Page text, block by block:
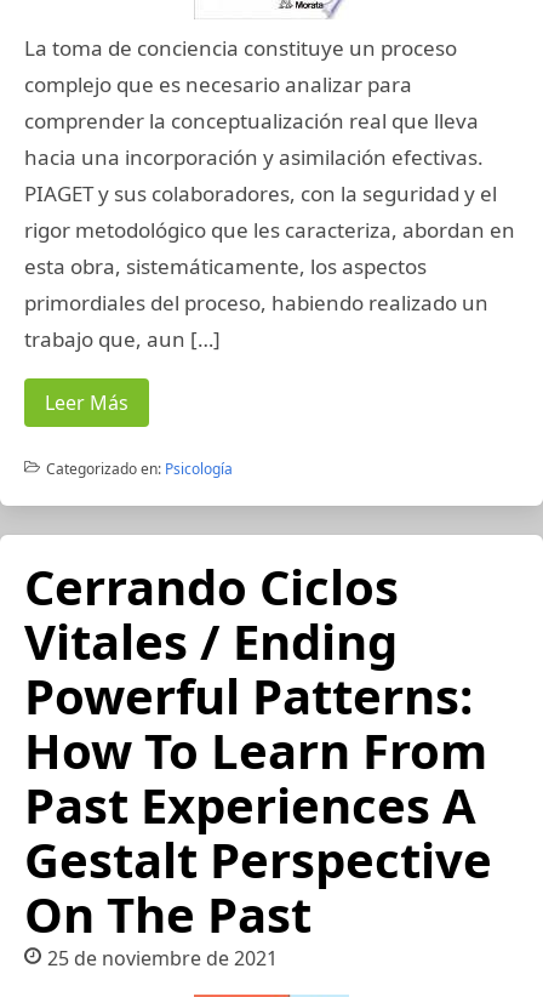
La toma de conciencia constituye un proceso
complejo que es necesario analizar para
comprender la conceptualización real que lleva
hacia una incorporación y asimilación efectivas.
PIAGET y sus colaboradores, con la seguridad y el
rigor metodológico que les caracteriza, abordan en
esta obra, sistemáticamente, los aspectos
primordiales del proceso, habiendo realizado un
trabajo que, aun […]
Leer Más
Categorizado en: Psicología
Cerrando Ciclos
Vitales / Ending
Powerful Patterns:
How To Learn From
Past Experiences A
Gestalt Perspective
On The Past
25 de noviembre de 2021